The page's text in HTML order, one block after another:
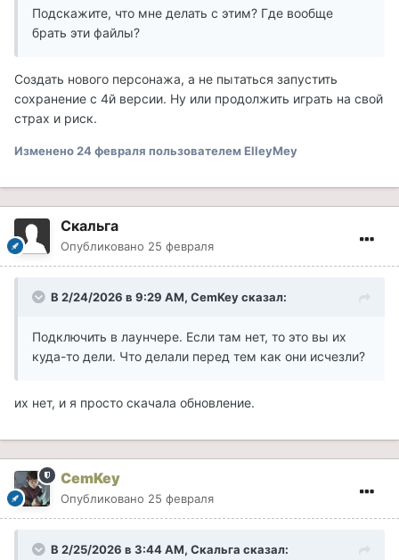
Подскажите, что мне делать с этим? Где вообще
брать эти файлы?
Создать нового персонажа, а не пытаться запустить
сохранение с 4й версии. Ну или продолжить играть на свой
страх и риск.
Изменено 24 февраля пользователем ElleyMey
Скальга
Опубликовано 25 февраля
В 2/24/2026 в 9:29 AM, CemKeyсказал:
Подключить в лаунчере. Если там нет, то это вы их
куда-то дели. Что делали перед тем как они исчезли?
их нет, и я просто скачала обновление.
CemKey
Опубликовано 25 февраля
В 2/25/2026 в 3:44 AM, Скальга сказал: